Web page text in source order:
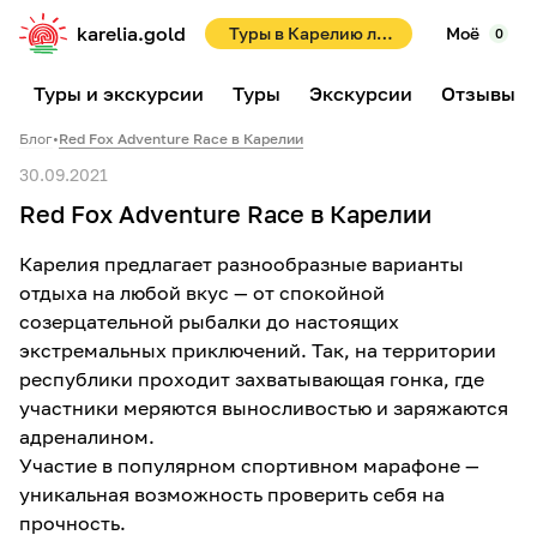
karelia.gold Туры в Карелию летом 2026! Раннее бронирование со скидками до 10%! Моё 0
Туры и экскурсии Туры Экскурсии Отзывы
Блог•Red Fox Adventure Race в Карелии
30.09.2021
Red Fox Adventure Race в Карелии
Карелия предлагает разнообразные варианты
отдыха на любой вкус — от спокойной
созерцательной рыбалки до настоящих
экстремальных приключений. Так, на территории
республики проходит захватывающая гонка, где
участники меряются выносливостью и заряжаются
адреналином.
Участие в популярном спортивном марафоне —
уникальная возможность проверить себя на
прочность.